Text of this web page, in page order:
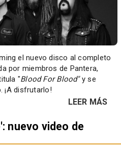
el nuevo disco al completo
por miembros de Pantera,
"Blood For Blood"y se
¡A disfrutarlo!
LEER MÁS
nuevo video de